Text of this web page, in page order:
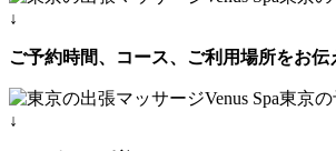
↓
ご予約時間、コース、ご利用場所をお伝
↓